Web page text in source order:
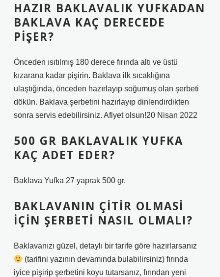
HAZIR BAKLAVALIK YUFKADAN
BAKLAVA KAÇ DERECEDE
PIŞER?
Önceden ısıtılmış 180 derece fırında altı ve üstü
kızarana kadar pişirin. Baklava ilk sıcaklığına
ulaştığında, önceden hazırlayıp soğumuş olan şerbeti
dökün. Baklava şerbetini hazırlayıp dinlendirdikten
sonra servis edebilirsiniz. Afiyet olsun!20 Nisan 2022
500 GR BAKLAVALIK YUFKA
KAÇ ADET EDER?
Baklava Yufka 27 yaprak 500 gr.
BAKLAVANIN ÇITIR OLMASI
IÇIN ŞERBETI NASIL OLMALI?
Baklavanızı güzel, detaylı bir tarife göre hazırlarsanız
(tarifini yazının devamında bulabilirsiniz) fırında
iyice pişirip şerbetini koyu tutarsanız, fırından yeni